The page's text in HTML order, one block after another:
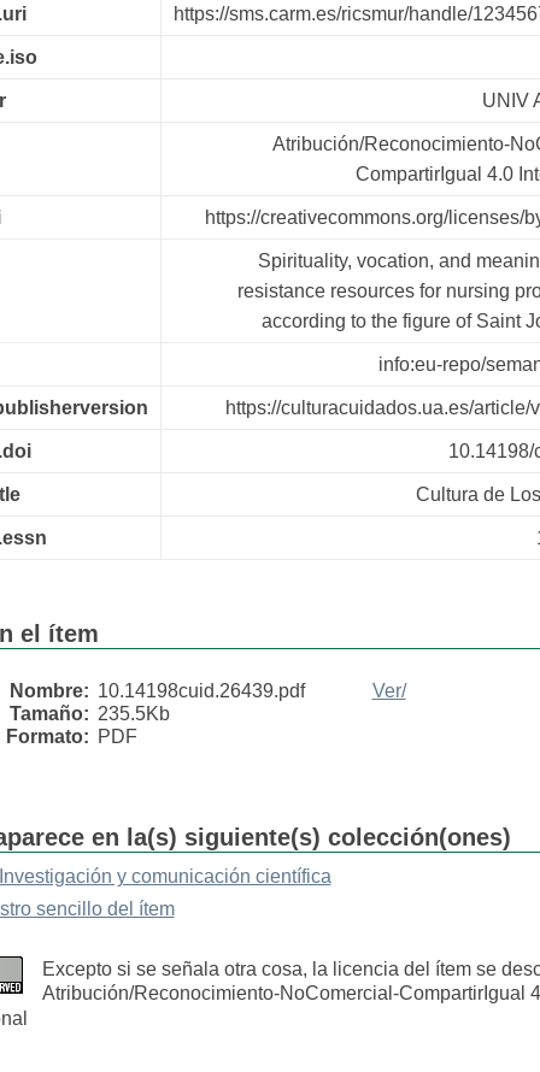
https://sms.carm.es/ricsmur/handle/
UNIV
Atribución/Reconocimiento-
CompartirIgual 4.0
https://creativecommons.org/licenses/
Spirituality, vocation, and
resistance resources for nursing
according to the figure of Saint
info:eu-repo/
https://culturacuidados.ua.es/article/
10.14198/
Cultura de
el ítem
Nombre: 10.14198cuid.26439.pdf
Tamaño: 235.5Kb
Formato: PDF
Ver/
en la(s) siguiente(s) colección(ones)
y comunicación científica
sencillo del ítem
Excepto si se señala otra cosa, la licencia del ítem se
Atribución/Reconocimiento-NoComercial-CompartirIgual